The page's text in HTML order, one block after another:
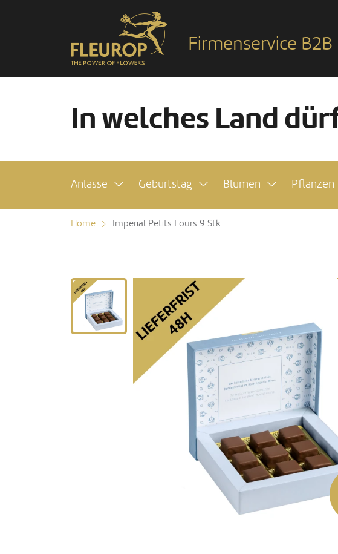
Firmenservice B2B
In welches Land
Anlässe Geburtstag Blumen Pflanzen
Home Imperial Petits Fours 9 Stk